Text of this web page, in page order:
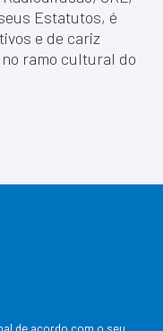
Estatutos, é
e de cariz
ramo cultural do